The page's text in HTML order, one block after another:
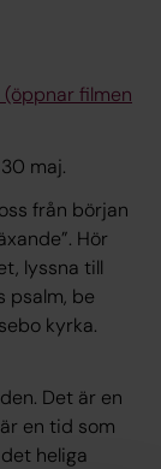
filmen
maj.
från början
Hör
lyssna till
psalm, be
kyrka.
Det är en
en tid som
heliga